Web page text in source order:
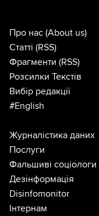
Про нас (About us)
Статті (RSS)
Фрагменти (RSS)
Розсилки Текстів
Вибір редакції
#English
Журналістика даних
Послуги
Фальшиві соціологи
Дезінформація
Disinfomonitor
Інтернам